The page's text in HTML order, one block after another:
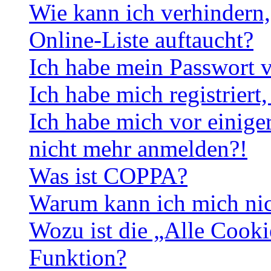
Wie kann ich
Online-Liste auftaucht?
Ich habe mein Passwort
Ich habe mich
Ich habe mich vor
nicht mehr anmelden?!
Was ist COPPA?
Warum kann ich mich
Wozu ist die „Alle
Funktion?